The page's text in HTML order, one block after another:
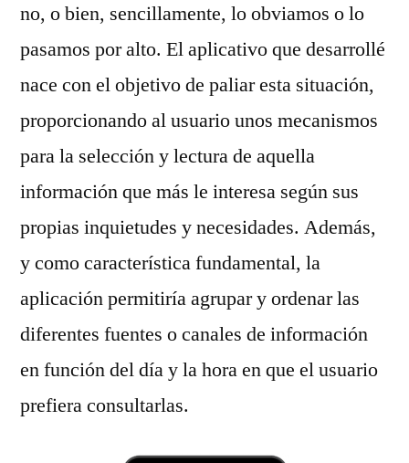
no, o bien, sencillamente, lo obviamos o lo
pasamos por alto. El aplicativo que desarrollé
nace con el objetivo de paliar esta situación,
proporcionando al usuario unos mecanismos
para la selección y lectura de aquella
información que más le interesa según sus
propias inquietudes y necesidades. Además,
y como característica fundamental, la
aplicación permitiría agrupar y ordenar las
diferentes fuentes o canales de información
en función del día y la hora en que el usuario
prefiera consultarlas.